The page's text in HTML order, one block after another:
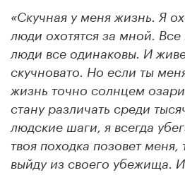
«Скучная у меня жизнь. Я
люди охотятся за мной.
люди все одинаковы. И
скучновато. Но если ты
жизнь точно солнцем
стану различать среди
людские шаги, я всегда
твоя походка позовет
выйду из своего убежища.